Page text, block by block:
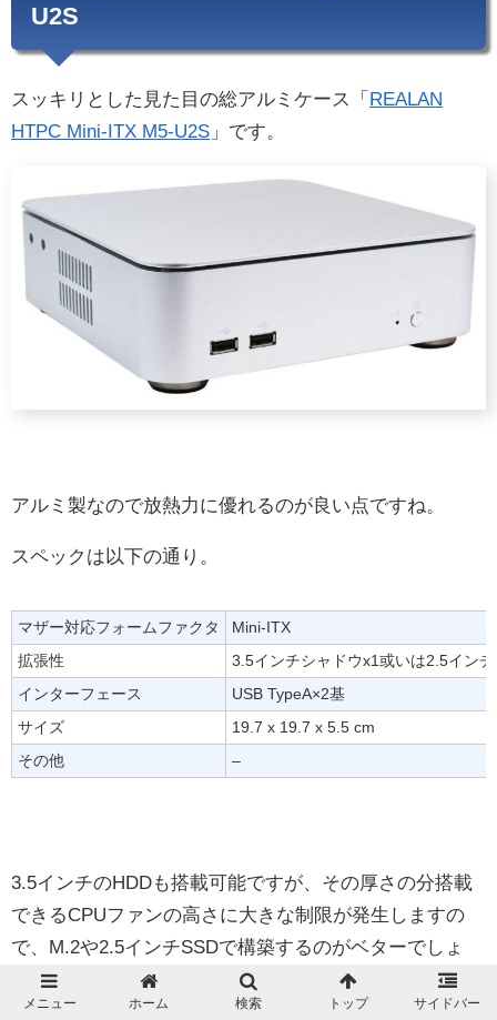
U2S
スッキリとした見た目の総アルミケース「 REALAN
HTPC Mini-ITX M5-U2S 」です。
アルミ製なので放熱力に優れるのが良い点ですね。
スペックは以下の通り。
マザー対応フォームファクタ
Mini-ITX
拡張性
3.5インチシャドウx1或いは2.5イン
インターフェース
USB TypeA×2基
サイズ
19.7 x 19.7 x 5.5 cm
その他
–
3.5インチのHDDも搭載可能ですが、その厚さの分搭載
できるCPUファンの高さに大きな制限が発生しますの
で、M.2や2.5インチSSDで構築するのがベターでしょ
う。
メニュー ホーム 検索 トップ サイドバー